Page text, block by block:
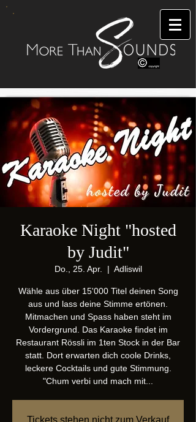
Karaoke Night "hosted
by Judit"
Do., 25. Apr.
  |
Adliswil
Wähle aus über 15'000 Titel deinen Song
aus und lass deine Stimme ertönen.
Mitmachen und Spass haben steht im
Vordergrund. Das Karaoke findet im
Restaurant Rössli im 1ten Stock in der Bar
statt. Dort erwarten dich coole Drinks,
leckere Cocktails und gute Stimmung.
"Chum verbi und mach mit...
Tickets stehen nicht zum Verkauf